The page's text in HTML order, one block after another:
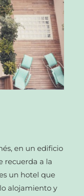
en un edificio
recuerda a la
un hotel que
alojamiento y